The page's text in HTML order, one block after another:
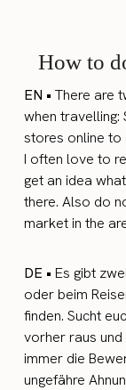
How to
EN •There are
when
stores online to
I often love to
get an idea
there. Also do
market in the
DE •Es gibt
oder beim
finden. Sucht
vorher raus und
immer die
ungefähre